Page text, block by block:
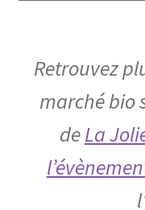
Retrouvez
marché bio
deLa